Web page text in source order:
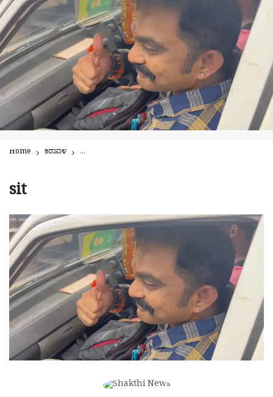
Home ಕರಾವಳಿ ಬೆಳ್ತಂಗಡಿ: ಮಟ್ಟಣ್ಣನವರ್ ಸಹಿತ ನಾಲ್ವರು ಎಸ್ಐಟಿ ವಿಚಾರಣೆಗೆ ಹಾಜರು!
sit